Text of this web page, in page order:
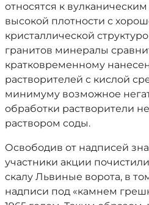
относятся к
высокой плотности с
кристаллической
гранитов минералы
кратковременному
растворителей с кислой
минимуму возможное
обработки растворители
раствором соды.
Освободив от надписей
участники акции
скалу Львиные ворота, в
надписи под «камнем